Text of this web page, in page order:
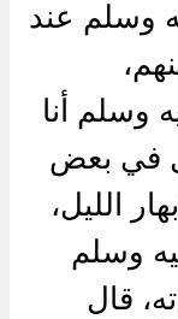
وسلم عند
وسلم أنا
في بعض
الليل،
وسلم
قال